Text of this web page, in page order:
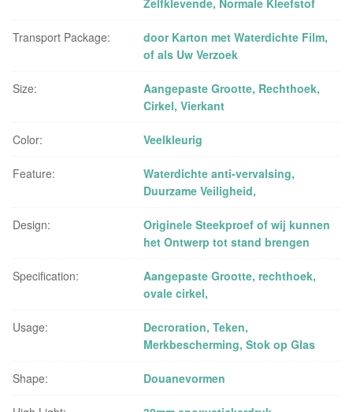
Zelfklevende, Normale Kleefstof
Transport Package:
door Karton met Waterdichte Film,
of als Uw Verzoek
Size:
Aangepaste Grootte, Rechthoek,
Cirkel, Vierkant
Color: Veelkleurig
Feature:
Waterdichte anti-vervalsing,
Duurzame Veiligheid,
Design:
Originele Steekproef of wij kunnen
het Ontwerp tot stand brengen
Specification:
Aangepaste Grootte, rechthoek,
ovale cirkel,
Usage:
Decroration, Teken,
Merkbescherming, Stok op Glas
Shape: Douanevormen